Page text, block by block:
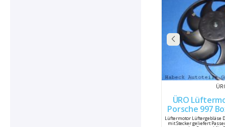
ÜRO
Porsche 997 Boxster
Lüftermotor Lüftergebläse
mit Stecker geliefert